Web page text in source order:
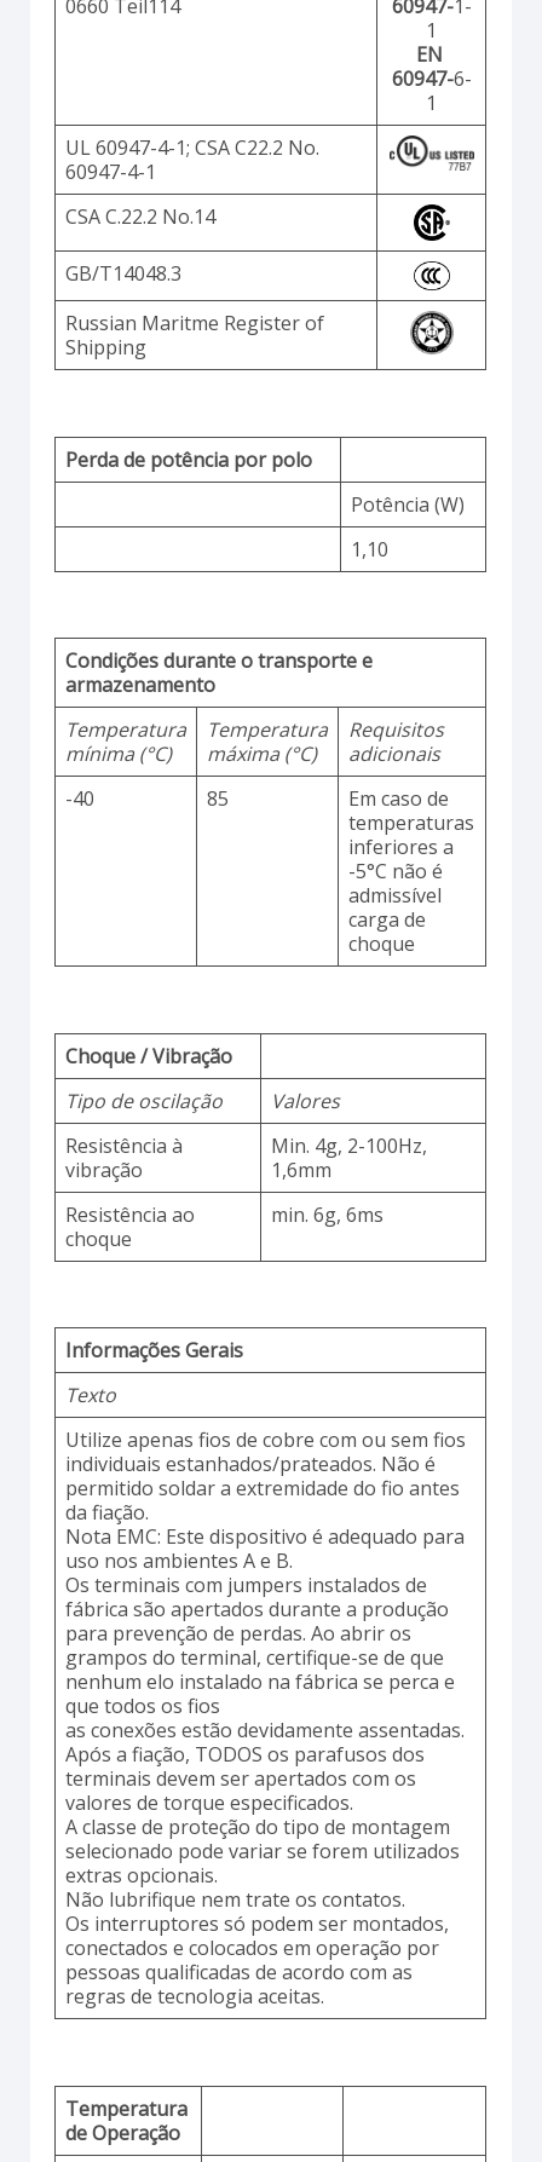
0660 Teil114 60947-1-
1
EN
60947-6-
1
UL 60947-4-1; CSA C22.2 No.
60947-4-1
CSA C.22.2 No.14
GB/T14048.3
Russian Maritme Register of
Shipping
Perda de potência por polo
Potência (W)
1,10
Condições durante o transporte e
armazenamento
Temperatura
mínima (°C)
Temperatura
máxima (°C)
Requisitos
adicionais
-40
85
Em caso de
temperaturas
inferiores a
-5°C não é
admissível
carga de
choque
Choque / Vibração
Tipo de oscilação
Valores
Resistência à
vibração
Min. 4g, 2-100Hz,
1,6mm
Resistência ao
choque
min. 6g, 6ms
Informações Gerais
Texto
Utilize apenas fios de cobre com ou sem fios
individuais estanhados/prateados. Não é
permitido soldar a extremidade do fio antes
da fiação.
Nota EMC: Este dispositivo é adequado para
uso nos ambientes A e B.
Os terminais com jumpers instalados de
fábrica são apertados durante a produção
para prevenção de perdas. Ao abrir os
grampos do terminal, certifique-se de que
nenhum elo instalado na fábrica se perca e
que todos os fios
as conexões estão devidamente assentadas.
Após a fiação, TODOS os parafusos dos
terminais devem ser apertados com os
valores de torque especificados.
A classe de proteção do tipo de montagem
selecionado pode variar se forem utilizados
extras opcionais.
Não lubrifique nem trate os contatos.
Os interruptores só podem ser montados,
conectados e colocados em operação por
pessoas qualificadas de acordo com as
regras de tecnologia aceitas.
Temperatura
de Operação